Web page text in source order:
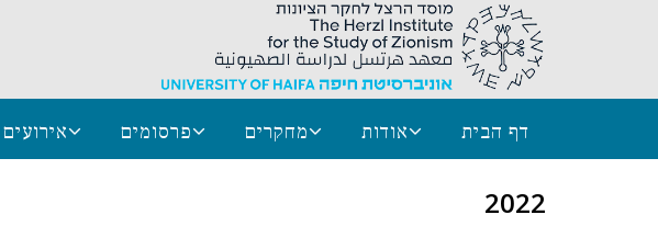
דף הבית אודות מחקרים פרסומים אירועים
2022